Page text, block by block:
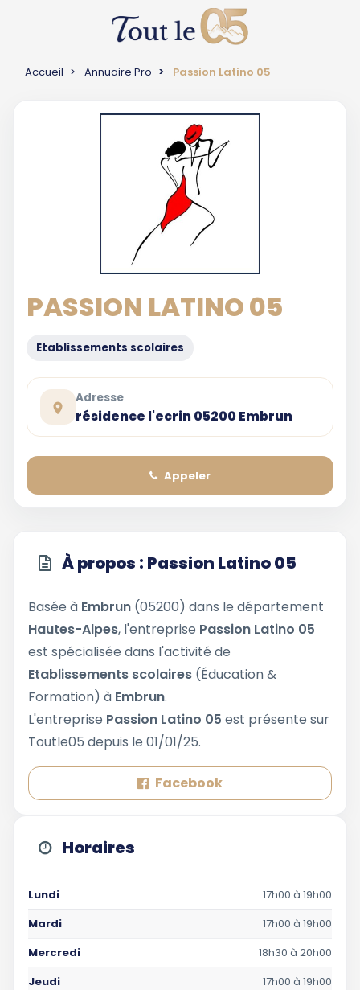
Accueil Annuaire Pro Passion Latino 05
PASSION LATINO 05
Etablissements scolaires
Adresse
résidence l'ecrin 05200 Embrun
Appeler
À propos : Passion Latino 05
Basée à Embrun (05200) dans le département
Hautes-Alpes, l'entreprise Passion Latino 05
est spécialisée dans l'activité de
Etablissements scolaires (Éducation &
Formation) à Embrun.
L'entreprise Passion Latino 05 est présente sur
Toutle05 depuis le 01/01/25.
Facebook
Horaires
Lundi
17h00 à 19h00
Mardi
17h00 à 19h00
Mercredi
18h30 à 20h00
Jeudi
17h00 à 19h00